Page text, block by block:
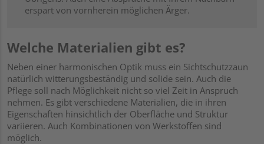
erspart von vornherein möglichen Ärger.
Welche Materialien gibt es?
Neben einer harmonischen Optik muss ein Sichtschutzzaun
natürlich witterungsbeständig und solide sein. Auch die
Pflege soll nach Möglichkeit nicht so viel Zeit in Anspruch
nehmen. Es gibt verschiedene Materialien, die in ihren
Eigenschaften hinsichtlich der Oberfläche und Struktur
variieren. Auch Kombinationen von Werkstoffen sind
möglich.